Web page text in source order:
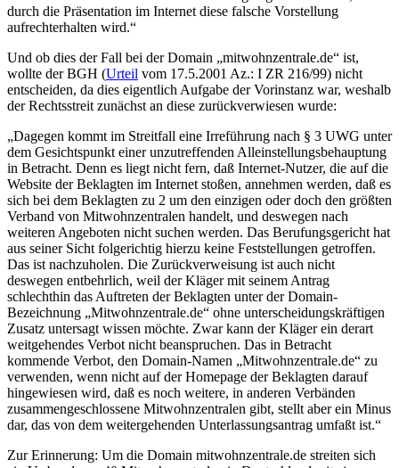
durch die Präsentation im Internet diese falsche Vorstellung
aufrechterhalten wird.“
Und ob dies der Fall bei der Domain „mitwohnzentrale.de“ ist,
wollte der BGH (Urteil vom 17.5.2001 Az.: I ZR 216/99) nicht
entscheiden, da dies eigentlich Aufgabe der Vorinstanz war, weshalb
der Rechtsstreit zunächst an diese zurückverwiesen wurde:
„Dagegen kommt im Streitfall eine Irreführung nach § 3 UWG unter
dem Gesichtspunkt einer unzutreffenden Alleinstellungsbehauptung
in Betracht. Denn es liegt nicht fern, daß Internet-Nutzer, die auf die
Website der Beklagten im Internet stoßen, annehmen werden, daß es
sich bei dem Beklagten zu 2 um den einzigen oder doch den größten
Verband von Mitwohnzentralen handelt, und deswegen nach
weiteren Angeboten nicht suchen werden. Das Berufungsgericht hat
aus seiner Sicht folgerichtig hierzu keine Feststellungen getroffen.
Das ist nachzuholen. Die Zurückverweisung ist auch nicht
deswegen entbehrlich, weil der Kläger mit seinem Antrag
schlechthin das Auftreten der Beklagten unter der Domain-
Bezeichnung „Mitwohnzentrale.de“ ohne unterscheidungskräftigen
Zusatz untersagt wissen möchte. Zwar kann der Kläger ein derart
weitgehendes Verbot nicht beanspruchen. Das in Betracht
kommende Verbot, den Domain-Namen „Mitwohnzentrale.de“ zu
verwenden, wenn nicht auf der Homepage der Beklagten darauf
hingewiesen wird, daß es noch weitere, in anderen Verbänden
zusammengeschlossene Mitwohnzentralen gibt, stellt aber ein Minus
dar, das von dem weitergehenden Unterlassungsantrag umfaßt ist.“
Zur Erinnerung: Um die Domain mitwohnzentrale.de streiten sich